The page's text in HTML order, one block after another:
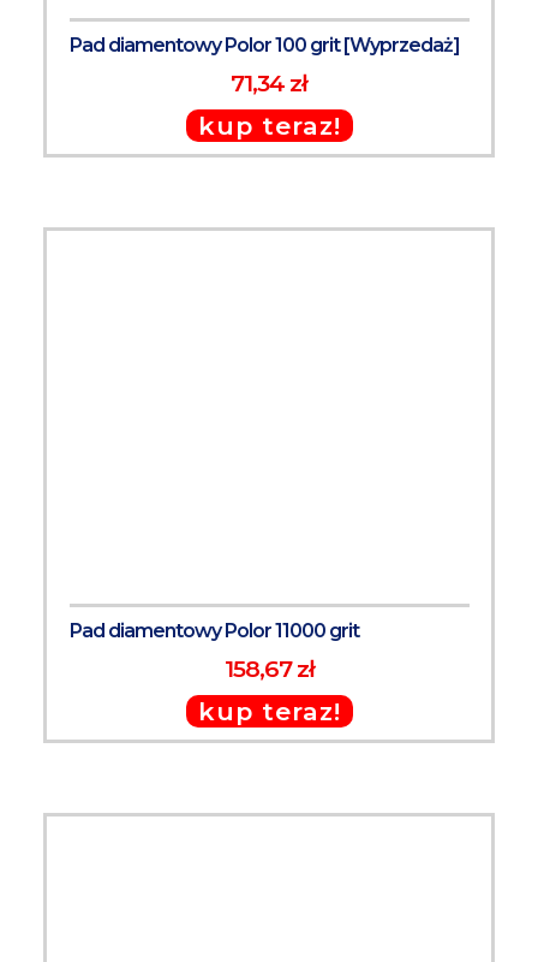
Pad diamentowy Polor 100 grit [Wyprzedaż]
71,34 zł
kup teraz!
Pad diamentowy Polor 11000 grit
158,67 zł
kup teraz!